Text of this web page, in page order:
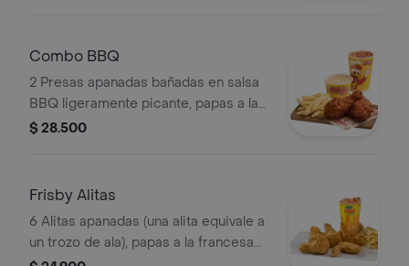
Combo BBQ
2 Presas apanadas bañadas en salsa
BBQ ligeramente picante, papas a la
francesa mediana (60 g), ensalada de
$ 28.500
Frisby Alitas
6 Alitas apanadas (una alita equivale a
un trozo de ala), papas a la francesa